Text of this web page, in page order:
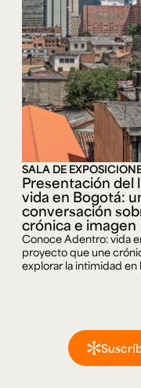
SALA DE
Presentación del
vida en Bogotá:
conversación
crónica e imagen
Conoce Adentro: vida
proyecto que une
explorar la intimidad en